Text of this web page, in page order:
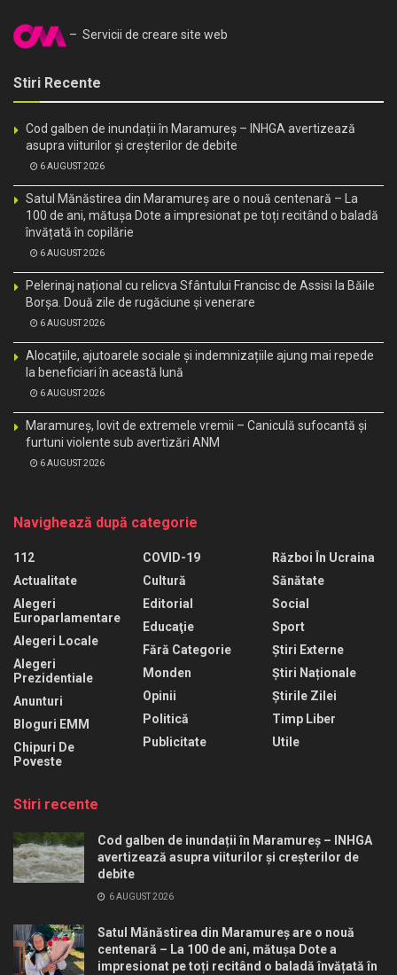
– Servicii de creare site web
Stiri Recente
Cod galben de inundații în Maramureș – INHGA avertizează
asupra viiturilor și creșterilor de debite
6 AUGUST 2026
Satul Mănăstirea din Maramureș are o nouă centenară – La
100 de ani, mătușa Dote a impresionat pe toți recitând o baladă
învățată în copilărie
6 AUGUST 2026
Pelerinaj național cu relicva Sfântului Francisc de Assisi la Băile
Borșa. Două zile de rugăciune și venerare
6 AUGUST 2026
Alocațiile, ajutoarele sociale și indemnizațiile ajung mai repede
la beneficiari în această lună
6 AUGUST 2026
Maramureș, lovit de extremele vremii – Caniculă sufocantă și
furtuni violente sub avertizări ANM
6 AUGUST 2026
Navighează după categorie
112
Actualitate
Alegeri
Europarlamentare
Alegeri Locale
Alegeri
Prezidentiale
Anunturi
Bloguri EMM
Chipuri De
Poveste
COVID-19
Cultură
Editorial
Educaţie
Fără Categorie
Monden
Opinii
Politică
Publicitate
Război În Ucraina
Sănătate
Social
Sport
Știri Externe
Știri Naționale
Știrile Zilei
Timp Liber
Utile
Stiri recente
Cod galben de inundații în Maramureș – INHGA
avertizează asupra viiturilor și creșterilor de
debite
6 AUGUST 2026
Satul Mănăstirea din Maramureș are o nouă
centenară – La 100 de ani, mătușa Dote a
impresionat pe toți recitând o baladă învățată în